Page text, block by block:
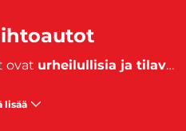
ovat urheilullisia ja tilavia maastureita
lisää